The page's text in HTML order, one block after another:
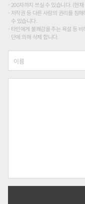
200자까지 쓰실 수 있습니다. (현
저작권 등 다른 사람의 권리를 침
수 있습니다.
타인에게 불쾌감을 주는 욕설 등
단에 의해 삭제 합니다.